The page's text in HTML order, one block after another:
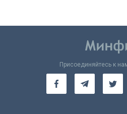
Присоединяйтесь к